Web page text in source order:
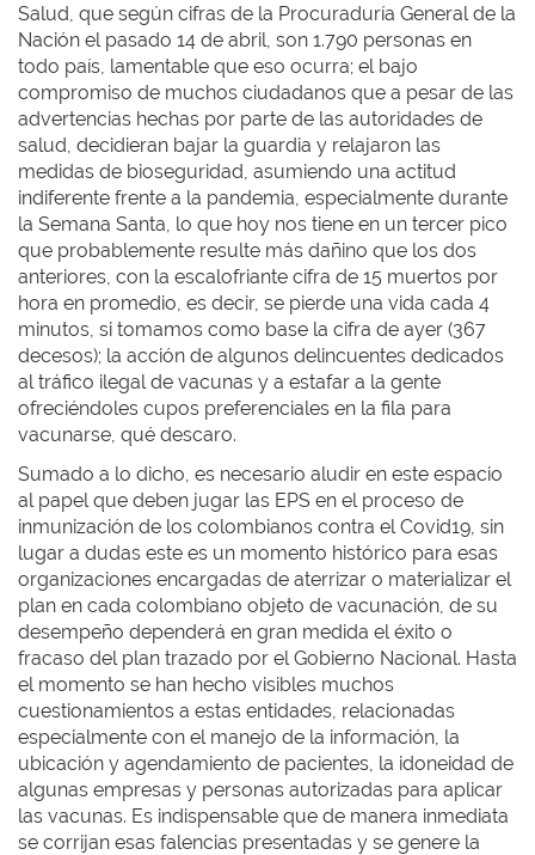
Salud, que según cifras de la Procuraduría General de la
Nación el pasado 14 de abril, son 1.790 personas en
todo país, lamentable que eso ocurra; el bajo
compromiso de muchos ciudadanos que a pesar de las
advertencias hechas por parte de las autoridades de
salud, decidieran bajar la guardia y relajaron las
medidas de bioseguridad, asumiendo una actitud
indiferente frente a la pandemia, especialmente durante
la Semana Santa, lo que hoy nos tiene en un tercer pico
que probablemente resulte más dañino que los dos
anteriores, con la escalofriante cifra de 15 muertos por
hora en promedio, es decir, se pierde una vida cada 4
minutos, si tomamos como base la cifra de ayer (367
decesos); la acción de algunos delincuentes dedicados
al tráfico ilegal de vacunas y a estafar a la gente
ofreciéndoles cupos preferenciales en la fila para
vacunarse, qué descaro.
Sumado a lo dicho, es necesario aludir en este espacio
al papel que deben jugar las EPS en el proceso de
inmunización de los colombianos contra el Covid19, sin
lugar a dudas este es un momento histórico para esas
organizaciones encargadas de aterrizar o materializar el
plan en cada colombiano objeto de vacunación, de su
desempeño dependerá en gran medida el éxito o
fracaso del plan trazado por el Gobierno Nacional. Hasta
el momento se han hecho visibles muchos
cuestionamientos a estas entidades, relacionadas
especialmente con el manejo de la información, la
ubicación y agendamiento de pacientes, la idoneidad de
algunas empresas y personas autorizadas para aplicar
las vacunas. Es indispensable que de manera inmediata
se corrijan esas falencias presentadas y se genere la